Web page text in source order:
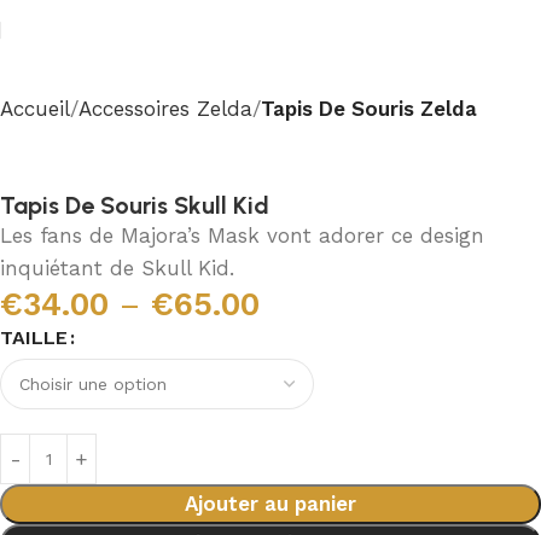
Accueil Accessoires Zelda Tapis De Souris Zelda
Tapis De Souris Skull Kid
Les fans de Majora’s Mask vont adorer ce design
inquiétant de Skull Kid.
€34.00 – €65.00
TAILLE
Ajouter au panier